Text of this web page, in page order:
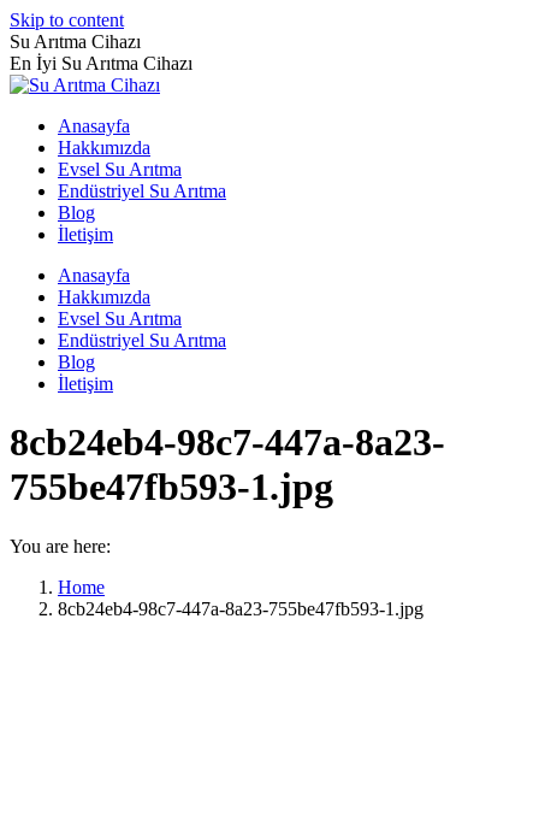
Skip to content
Su Arıtma Cihazı
En İyi Su Arıtma Cihazı
Anasayfa
Hakkımızda
Evsel Su Arıtma
Endüstriyel Su Arıtma
Blog
İletişim
Anasayfa
Hakkımızda
Evsel Su Arıtma
Endüstriyel Su Arıtma
Blog
İletişim
8cb24eb4-98c7-447a-8a23-
755be47fb593-1.jpg
You are here:
Home
8cb24eb4-98c7-447a-8a23-755be47fb593-1.jpg